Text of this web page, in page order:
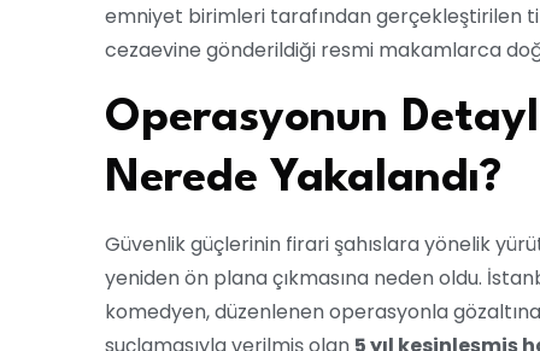
emniyet birimleri tarafından gerçekleştirilen
cezaevine gönderildiği resmi makamlarca
Operasyonun
Nerede Yakalandı?
Güvenlik güçlerinin firari şahıslara yönelik
yeniden ön plana çıkmasına neden oldu.
komedyen, düzenlenen operasyonla gözaltına
suçlamasıyla verilmiş olan 5 yıl kesinleşmiş